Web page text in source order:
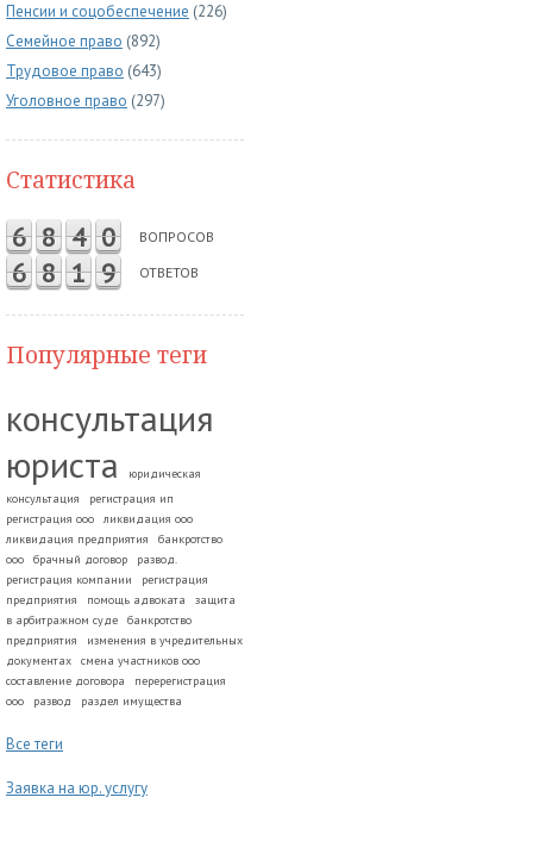
Пенсии и соцобеспечение (226)
Семейное право (892)
Трудовое право (643)
Уголовное право (297)
Статистика
6 8 4 0 ВОПРОСОВ
6 8 1 9 ОТВЕТОВ
Популярные теги
консультация
юриста
юридическая
консультация
регистрация ип
регистрация ооо
ликвидация ооо
ликвидация предприятия
банкротство
ооо
брачный договор
развод.
регистрация компании
регистрация
предприятия
помощь адвоката
защита
в арбитражном суде
банкротство
предприятия
изменения в учредительных
документах
смена участников ооо
составление договора
перерегистрация
ооо
развод раздел имущества
Все теги
Заявка на юр. услугу